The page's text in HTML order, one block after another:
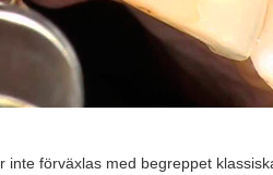
förväxlas med begreppet